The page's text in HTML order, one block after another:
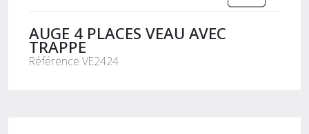
AUGE 4 PLACES VEAU AVEC
TRAPPE
Référence VE2424